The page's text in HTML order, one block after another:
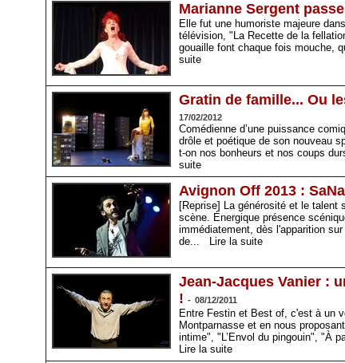
Marianne Sergent
Elle fut une humoriste majeure
télévision, "La Recette de la
gouaille font chaque fois mouche,
suite
Gratin de famille... Ou
17/02/2012
Comédienne d’une puissance
drôle et poétique de son nouveau
t-on nos bonheurs et nos coups
suite
Avignon Off 2013 :
[Reprise] La générosité et le talent
scène. Énergique présence
immédiatement, dès l'apparition
de...
Lire la suite
Jean-Jacques Vanier :
! - 08/12/2011
Entre Festin et Best of, c'est à un
Montparnasse et en nous
intime", "L’Envol du pingouin", "À
Lire la suite